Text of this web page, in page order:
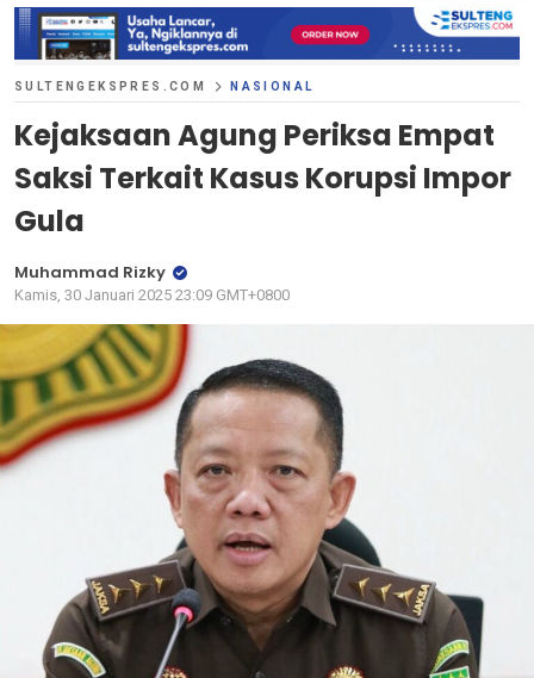
SULTENGEKSPRES.COM NASIONAL
Kejaksaan Agung Periksa Empat
Saksi Terkait Kasus Korupsi Impor
Gula
Muhammad Rizky
Kamis, 30 Januari 2025 23:09 GMT+0800